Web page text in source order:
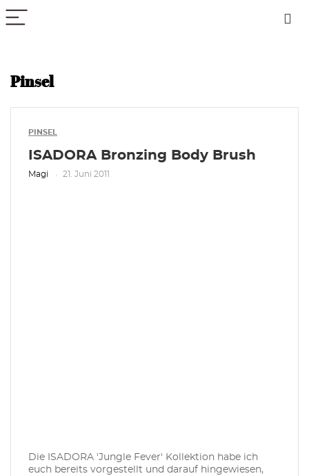
Pinsel
PINSEL
ISADORA Bronzing Body Brush
Magi 21. Juni 2011
Die ISADORA 'Jungle Fever' Kollektion habe ich
euch bereits vorgestellt und darauf hingewiesen,